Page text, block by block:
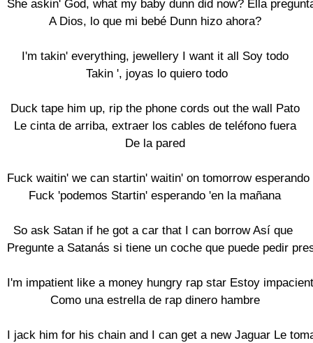
She askin' God, what my baby dunn did now? Ella
A Dios, lo que mi bebé Dunn hizo ahora?
I'm takin' everything, jewellery I want it all Soy todo
Takin ', joyas lo quiero todo
Duck tape him up, rip the phone cords out the wall Pato
Le cinta de arriba, extraer los cables de teléfono fuera
De la pared
Fuck waitin' we can startin' waitin' on tomorrow esperando
Fuck 'podemos Startin' esperando 'en la mañana
So ask Satan if he got a car that I can borrow Así que
Pregunte a Satanás si tiene un coche que puede pedir
I'm impatient like a money hungry rap star Estoy
Como una estrella de rap dinero hambre
I jack him for his chain and I can get a new Jaguar Le